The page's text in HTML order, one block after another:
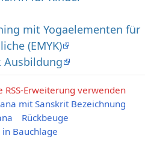
mit Yogaelementen für
(EMYK)
Ausbildung
RSS-Erweiterung verwenden
mit Sanskrit Bezeichnung
Rückbeuge
in Bauchlage